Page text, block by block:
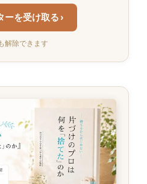
ーを受け取る ›
解除できます